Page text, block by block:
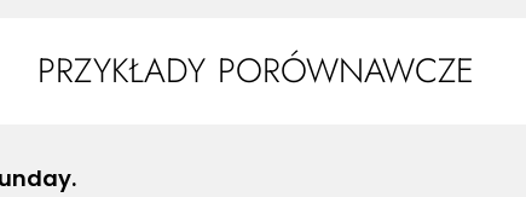
PRZYKŁADY PORÓWNAWCZE